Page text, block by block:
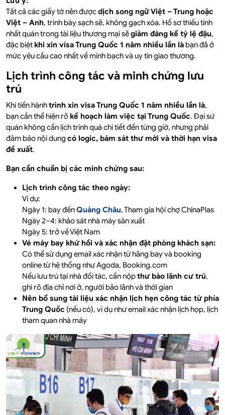
Tất cả các giấy tờ nên đượcdịch song ngữ Việt – Trung hoặc
Việt – Anh, trình bày sạch sẽ, không gạch xóa. Hồ sơ thiếu tính
nhất quán trong tài liệu thương mại sẽgiảm đáng kể tỷ lệ đậu,
đặc biệt khi xin visa Trung Quốc 1 năm nhiều lần là bạn đã ở
mức yêu cầu cao nhất về minh bạch và uy tín giao thương.
Lịch trình công tác và minh chứng lưu
trú
Khi tiến hànhtrình xin visa Trung Quốc 1 năm nhiều lần là,
bạn cần thể hiện rõ kế hoạch làm việc tại Trung Quốc. Đại sứ
quán không cần lịch trình quá chi tiết đến từng giờ, nhưng phải
đảm bảo nội dung có logic, bám sát thư mời và thời hạn visa
đề xuất.
Bạn cần chuẩn bị các minh chứng sau:
Lịch trình công tác theo ngày:
Ví dụ:
Ngày 1: bay đếnQuảng Châu, Tham gia hội chợ ChinaPlas
Ngày 2–4: khảo sát nhà máy sản xuất
Ngày 5: trở về Việt Nam
Vé máy bay khứ hồi và xác nhận đặt phòng khách sạn:
Có thể sử dụng email xác nhận từ hãng bay và booking
online từ hệ thống như Agoda, Booking.com
Nếu lưu trú tại nhà đối tác, cần nộpthư bảo lãnh cư trú,
ghi rõ địa chỉ nơi ở, người bảo lãnh và thời gian
Nên bổ sung tài liệu xác nhận lịch hẹn công tác từ phía
Trung Quốc (nếu có), ví dụ như email xác nhận lịch họp, lịch
tham quan nhà máy